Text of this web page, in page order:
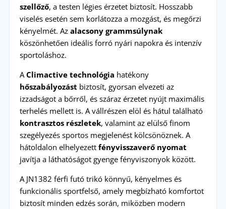
szellőző, a testen légies érzetet biztosít. Hosszabb
viselés esetén sem korlátozza a mozgást, és megőrzi
kényelmét. Az alacsony grammsúlynak
köszönhetően ideális forró nyári napokra és intenzív
sportoláshoz.
A Climactive technológia hatékony
hőszabályozást biztosít, gyorsan elvezeti az
izzadságot a bőrről, és száraz érzetet nyújt maximális
terhelés mellett is. A vállrészen elöl és hátul található
kontrasztos részletek, valamint az elülső finom
szegélyezés sportos megjelenést kölcsönöznek. A
hátoldalon elhelyezett fényvisszaverő nyomat
javítja a láthatóságot gyenge fényviszonyok között.
A JN1382 férfi futó trikó könnyű, kényelmes és
funkcionális sportfelső, amely megbízható komfortot
biztosít minden edzés során, miközben modern